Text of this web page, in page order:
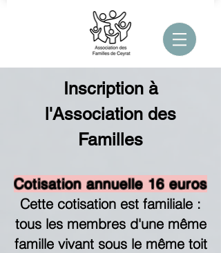
Inscription à
l'Association des
Familles
Cotisation annuelle 16 euros
Cette cotisation est familiale :
tous les membres d'une même
famille vivant sous le même toit